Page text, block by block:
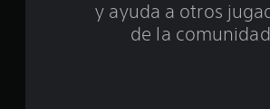
y ayuda a otros
de la comunidad.